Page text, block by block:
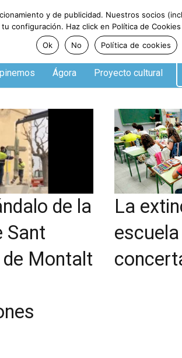
Ágora Proyecto cultural
de la
Sant
Montalt
La
escuela
y de publicidad. Nuestros socios
configuración. Haz click en Política de
Ok
No Política de cookies